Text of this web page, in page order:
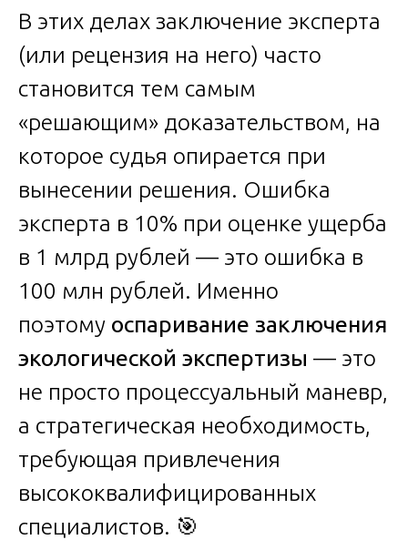
В этих делах заключение эксперта
(или рецензия на него) часто
становится тем самым
«решающим» доказательством, на
которое судья опирается при
вынесении решения. Ошибка
эксперта в 10% при оценке ущерба
в 1 млрд рублей — это ошибка в
100 млн рублей. Именно
поэтому оспаривание заключения
экологической экспертизы — это
не просто процессуальный маневр,
а стратегическая необходимость,
требующая привлечения
высококвалифицированных
специалистов. 🎯